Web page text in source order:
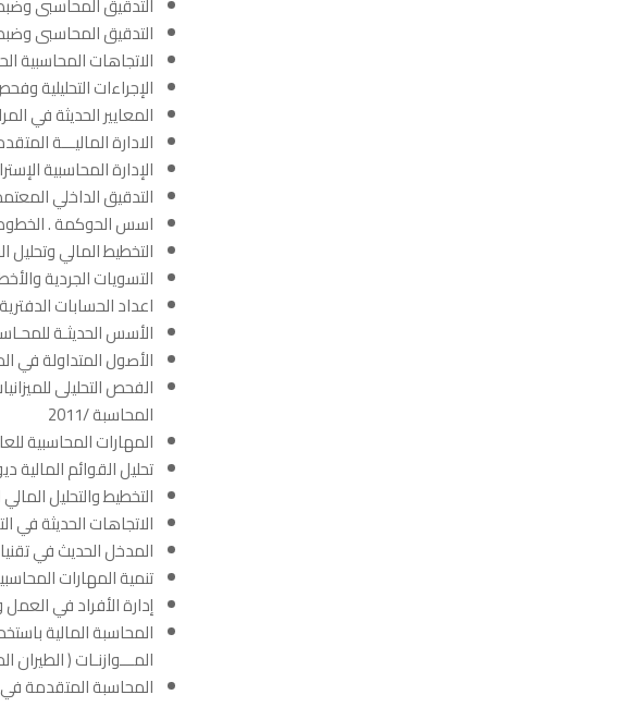
التدقيق المحاسبى وضبط
الاتجاهات المحاسبية
الإجراءات التحليلية
المعايير الحديثة في
الادارة الماليـــة
الإدارة المحاسبية
التدقيق الداخلي المعتمد .
اسس الحوكمة . الخطوط
التخطيط المالي وتحليل
التسويات الجردية
اعداد الحسابات
الأسس الحديثـة
الأصول المتداولة في
الفحص التحليلى
المحاسبة /2011
المهارات المحاسبية
تحليل القوائم المالية
التخطيط والتحليل المالي
الاتجاهات الحديثة في
المدخل الحديث في
تنمية المهارات
إدارة الأفراد في العمل
المحاسبة المالية
المـــوازنـات ( الطيران
المحاسبة المتقدمة في